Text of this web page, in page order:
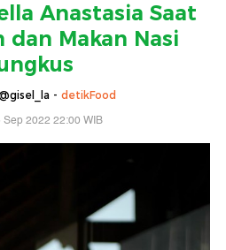
Anastasia Saat
dan Makan Nasi
- detikFood
Sep 2022 22:00 WIB